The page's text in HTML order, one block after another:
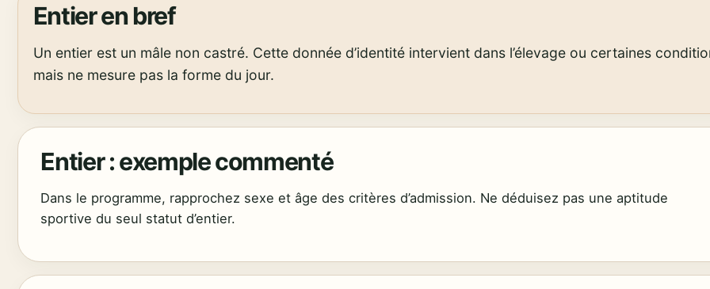
Entier en bref
Un entier est un mâle non castré. Cette donnée d’identité intervient dans l’élevage ou certaines
mais ne mesure pas la forme du jour.
Entier : exemple commenté
Dans le programme, rapprochez sexe et âge des critères d’admission. Ne déduisez pas une aptitude
sportive du seul statut d’entier.